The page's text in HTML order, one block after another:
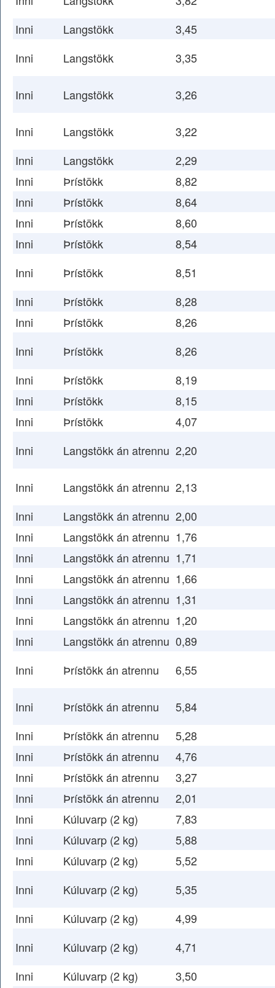
Inni
Langstökk
3,45
Inni
Langstökk 3,35
Inni Langstökk 3,26
Inni Langstökk
3,22
Inni
Langstökk
2,29
Inni
Þrístökk
8,82
Inni
Þrístökk
8,64
Inni
Þrístökk
8,60
Inni
Þrístökk
8,54
Inni
Þrístökk
8,51
Inni
Þrístökk
8,28
Inni
Þrístökk
8,26
Inni
Þrístökk
8,26
Inni
Þrístökk
8,19
Inni
Þrístökk
8,15
Inni
Þrístökk
4,07
Inni
Langstökk án atrennu 2,20
Inni Langstökk án atrennu 2,13
Inni
Langstökk án atrennu 2,00
Inni
Langstökk án atrennu 1,76
Inni
Langstökk án atrennu 1,71
Inni
Langstökk án atrennu 1,66
Inni
Langstökk án atrennu 1,31
Inni
Langstökk án atrennu 1,20
Inni
Langstökk án atrennu 0,89
Inni
Þrístökk án atrennu 6,55
Inni Þrístökk án atrennu
5,84
Inni
Þrístökk án atrennu
5,28
Inni
Þrístökk án atrennu
4,76
Inni
Þrístökk án atrennu
3,27
Inni
Þrístökk án atrennu
2,01
Inni
Kúluvarp (2 kg)
7,83
Inni
Kúluvarp (2 kg)
5,88
Inni
Kúluvarp (2 kg)
5,52
Inni
Kúluvarp (2 kg)
5,35
Inni
Kúluvarp (2 kg)
4,99
Inni
Kúluvarp (2 kg)
4,71
Inni
Kúluvarp (2 kg)
3,50